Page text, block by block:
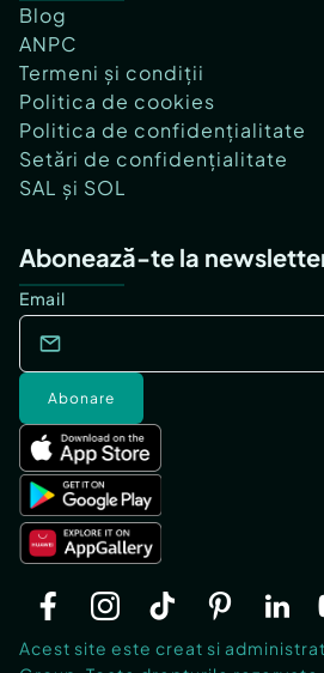
Blog
ANPC
Termeni și condiții
Politica de cookies
Politica de confidențialitate
Setări de confidențialitate
SAL și SOL
Abonează-te la
Email
Abonare
Acest site este creat si